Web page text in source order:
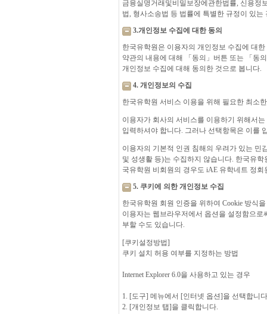
금융실명거래및비밀보장에관한법률, 신용정
법, 형사소송법 등 법률에 특별한 규정이 있는
3.개인정보 수집에 대한 동의
한국유학원은 이용자의 개인정보 수집에 대
약관의 내용에 대해 「동의」버튼 또는 「동
개인정보 수집에 대해 동의한 것으로 봅니다.
4. 개인정보의 수집
한국유학원 서비스 이용을 위해 필요한 최소
이용자가 회사의 서비스를 이용하기 위해서
입력하셔야 합니다. 그러나 선택항목은 이를
이용자의 기본적 인권 침해의 우려가 있는 민
및 성생활 등)는 수집하지 않습니다. 한국유
국유학원 비회원의 경우도 iAE 유학네트 정
5. 쿠키에 의한 개인정보 수집
한국유학원 회원 인증을 위하여 Cookie 방식
이용자는 웹브라우저에서 옵션을 설정함으
부할 수도 있습니다.
[쿠키설정방법]
쿠키 설치 허용 여부를 지정하는 방법
Internet Explorer 6.0을 사용하고 있는 경우
1. [도구] 메뉴에서 [인터넷 옵션]을 선택합니
2. [개인정보 탭]을 클릭합니다.